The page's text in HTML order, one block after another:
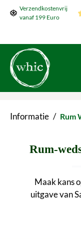
Naar deVerzendkostenvrij
vanaf 199 Euro
Informatie / Rum
Rum-
Maak kans
uitgave van